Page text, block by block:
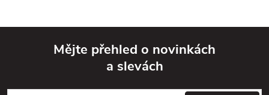
Mějte přehled o novinkách
a slevách